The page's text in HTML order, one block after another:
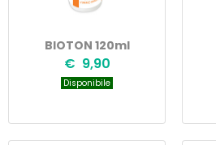
BIOTON 120ml
€ 9,90
Disponibile